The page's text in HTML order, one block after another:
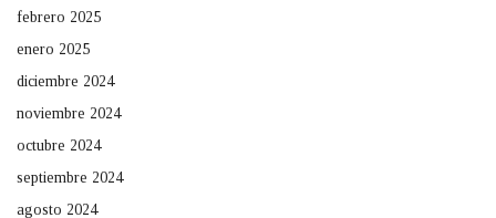
febrero 2025
enero 2025
diciembre 2024
noviembre 2024
octubre 2024
septiembre 2024
agosto 2024